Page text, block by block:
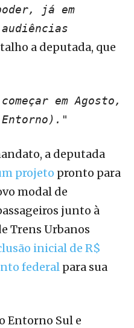
já em
a deputada, que
em Agosto,
a deputada
projeto pronto para
modal de
junto à
Trens Urbanos
inicial de R$
federal para sua
Entorno Sul e